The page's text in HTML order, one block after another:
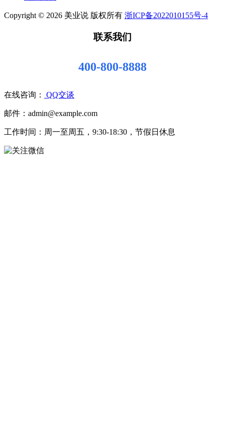
Copyright © 2026 美业说 版权所有 浙ICP备2022010155号-4
联系我们
400-800-8888
在线咨询： QQ交谈
邮件：admin@example.com
工作时间：周一至周五，9:30-18:30，节假日休息